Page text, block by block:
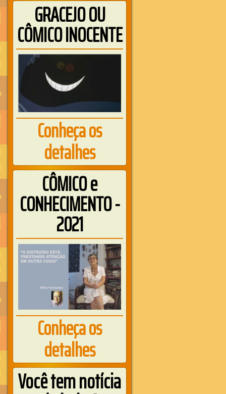
GRACEJO OU
CÔMICO INOCENTE
Conheça os
detalhes
CÔMICO e
CONHECIMENTO -
2021
Conheça os
detalhes
Você tem notícia